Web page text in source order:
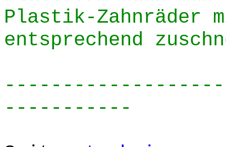
Plastik-Zahnräder
entsprechend
-----------